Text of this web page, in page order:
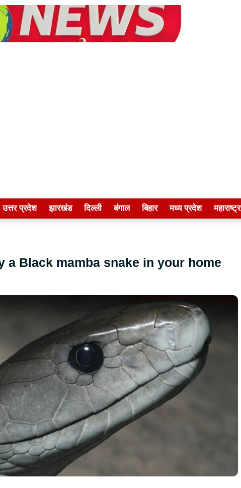
उत्तर प्रदेश झारखंड दिल्ली बंगाल बिहार मध्य प्रदेश महाराष्ट्र
a Black mamba snake in your home